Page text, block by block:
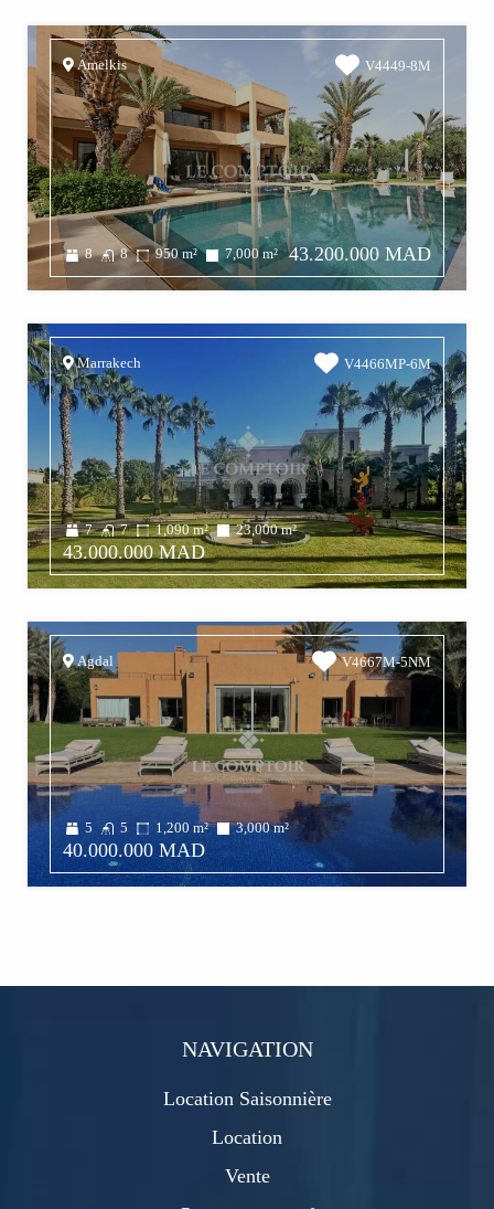
Amelkis V4449-8M
8 8 950 m² 7,000 m² 43.200.000 MAD
Marrakech V4466MP-6M
7 7 1,090 m² 23,000 m²
43.000.000 MAD
Agdal V4667M-5NM
5 5 1,200 m² 3,000 m²
40.000.000 MAD
NAVIGATION
Location Saisonnière
Location
Vente